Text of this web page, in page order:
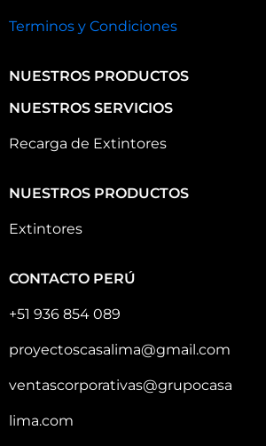
Terminos y Condiciones
NUESTROS PRODUCTOS
NUESTROS SERVICIOS
Recarga de Extintores
NUESTROS PRODUCTOS
Extintores
CONTACTO PERÚ
+51 936 854 089
proyectoscasalima@gmail.com
ventascorporativas@grupocasa
lima.com